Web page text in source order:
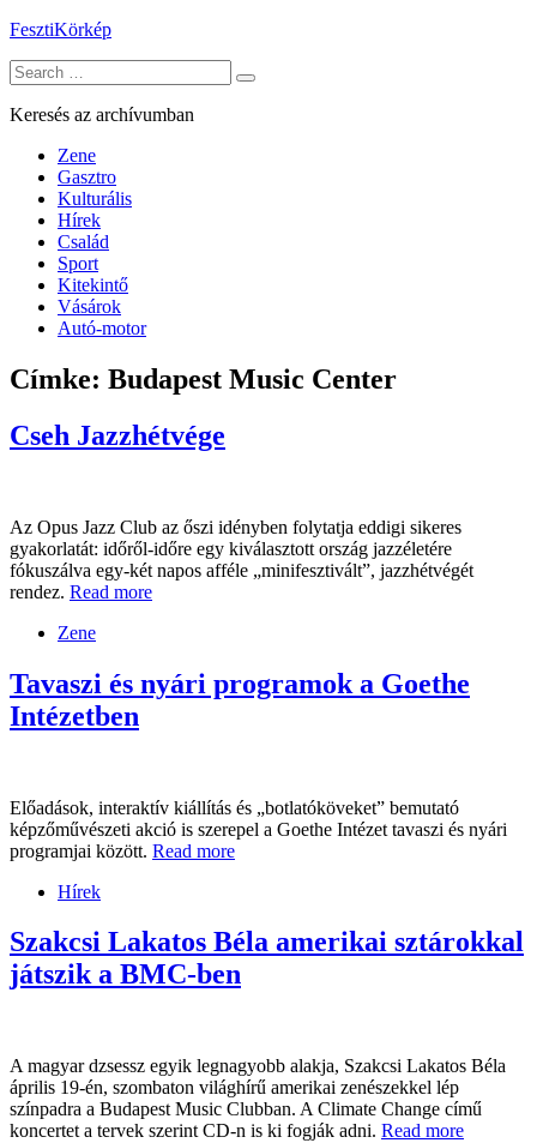
Skip
content
FesztiKörkép
Search
for:
Keresés az archívumban
Zene
Gasztro
Kulturális
Hírek
Család
Sport
Kitekintő
Vásárok
Autó-motor
Címke: Budapest Music Center
Cseh Jazzhétvége
Az Opus Jazz Club az őszi idényben folytatja eddigi sikeres
gyakorlatát: időről-időre egy kiválasztott ország jazzéletére
fókuszálva egy-két napos afféle „minifesztivált”, jazzhétvégét
rendez. Read more
Zene
Tavaszi és nyári programok a Goethe
Intézetben
Előadások, interaktív kiállítás és „botlatóköveket” bemutató
képzőművészeti akció is szerepel a Goethe Intézet tavaszi és nyári
programjai között. Read more
Hírek
Szakcsi Lakatos Béla amerikai sztárokkal
játszik a BMC-ben
A magyar dzsessz egyik legnagyobb alakja, Szakcsi Lakatos Béla
április 19-én, szombaton világhírű amerikai zenészekkel lép
színpadra a Budapest Music Clubban. A Climate Change című
koncertet a tervek szerint CD-n is ki fogják adni. Read more